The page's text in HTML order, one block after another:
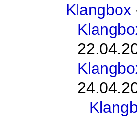
Klangbox